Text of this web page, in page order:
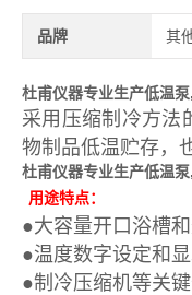
品牌 其
杜甫仪器专业生产低温泵,
采用压缩制冷方法
物制品低温贮存，
杜甫仪器专业生产低温泵,
用途特点：
●大容量开口浴槽
●温度数字设定和显
●制冷压缩机等关